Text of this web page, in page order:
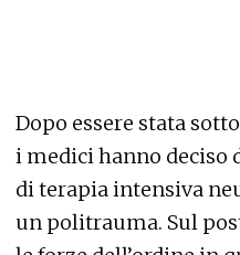
Dopo essere stata
i medici hanno deciso
di terapia intensiva
un politrauma. Sul